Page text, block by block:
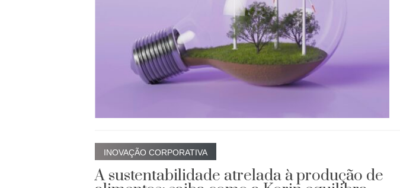
INOVAÇÃO CORPORATIVA
A sustentabilidade atrelada à produção de